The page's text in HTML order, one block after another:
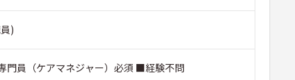
)
門員（ケアマネジャー）必須 ■経験不問